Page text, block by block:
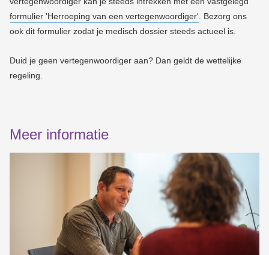
formulier 'Herroeping van een vertegenwoordiger' . Bezorg ons
ook dit formulier zodat je medisch dossier steeds actueel is.
Duid je geen vertegenwoordiger aan? Dan geldt de wettelijke
regeling.
Meer informatie